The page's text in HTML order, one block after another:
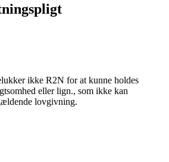
ikke R2N for at kunne holdes
eller lign., som ikke kan
lovgivning.